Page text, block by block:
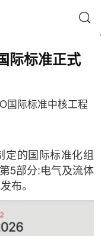
际标准正式
国际标准中核工程
定的国际标准化组
5部分:电气及流体
布。